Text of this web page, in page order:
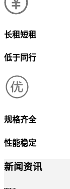
长租短租
低于同行
规格齐全
性能稳定
新闻资讯